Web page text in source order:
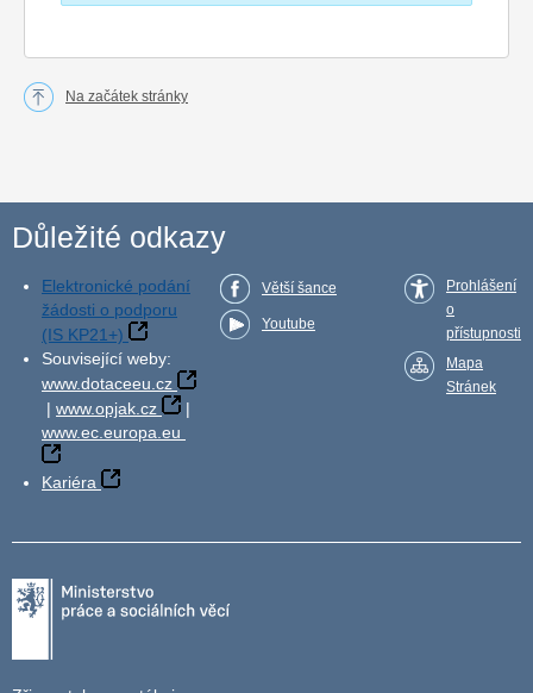
Na začátek stránky
Důležité odkazy
Elektronické podání
žádosti o podporu
(IS KP21+)
Související weby:
www.dotaceeu.cz
| www.opjak.cz
|
www.ec.europa.eu
Kariéra
Větší šance
Youtube
Prohlášení
o
přístupnosti
Mapa
Stránek